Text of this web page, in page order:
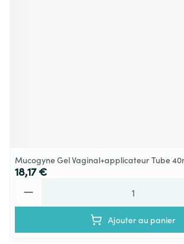
Mucogyne Gel Vaginal+applicateur Tube
18,17 €
Ajouter au panier